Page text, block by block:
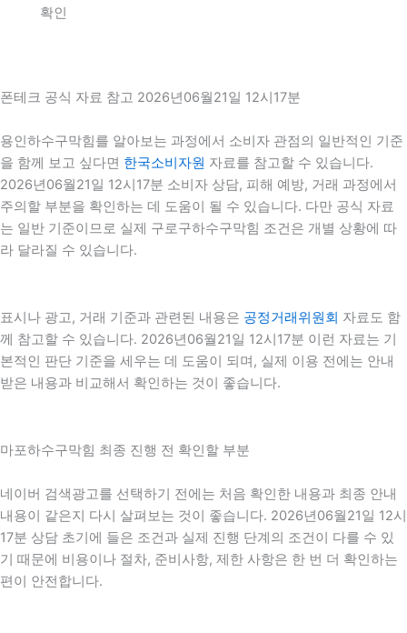
확인
폰테크 공식 자료 참고 2026년06월21일 12시17분
용인하수구막힘를 알아보는 과정에서 소비자 관점의 일반적인 기준
을 함께 보고 싶다면 한국소비자원 자료를 참고할 수 있습니다.
2026년06월21일 12시17분 소비자 상담, 피해 예방, 거래 과정에서
주의할 부분을 확인하는 데 도움이 될 수 있습니다. 다만 공식 자료
는 일반 기준이므로 실제 구로구하수구막힘 조건은 개별 상황에 따
라 달라질 수 있습니다.
표시나 광고, 거래 기준과 관련된 내용은 공정거래위원회 자료도 함
께 참고할 수 있습니다. 2026년06월21일 12시17분 이런 자료는 기
본적인 판단 기준을 세우는 데 도움이 되며, 실제 이용 전에는 안내
받은 내용과 비교해서 확인하는 것이 좋습니다.
마포하수구막힘 최종 진행 전 확인할 부분
네이버 검색광고를 선택하기 전에는 처음 확인한 내용과 최종 안내
내용이 같은지 다시 살펴보는 것이 좋습니다. 2026년06월21일 12시
17분 상담 초기에 들은 조건과 실제 진행 단계의 조건이 다를 수 있
기 때문에 비용이나 절차, 준비사항, 제한 사항은 한 번 더 확인하는
편이 안전합니다.